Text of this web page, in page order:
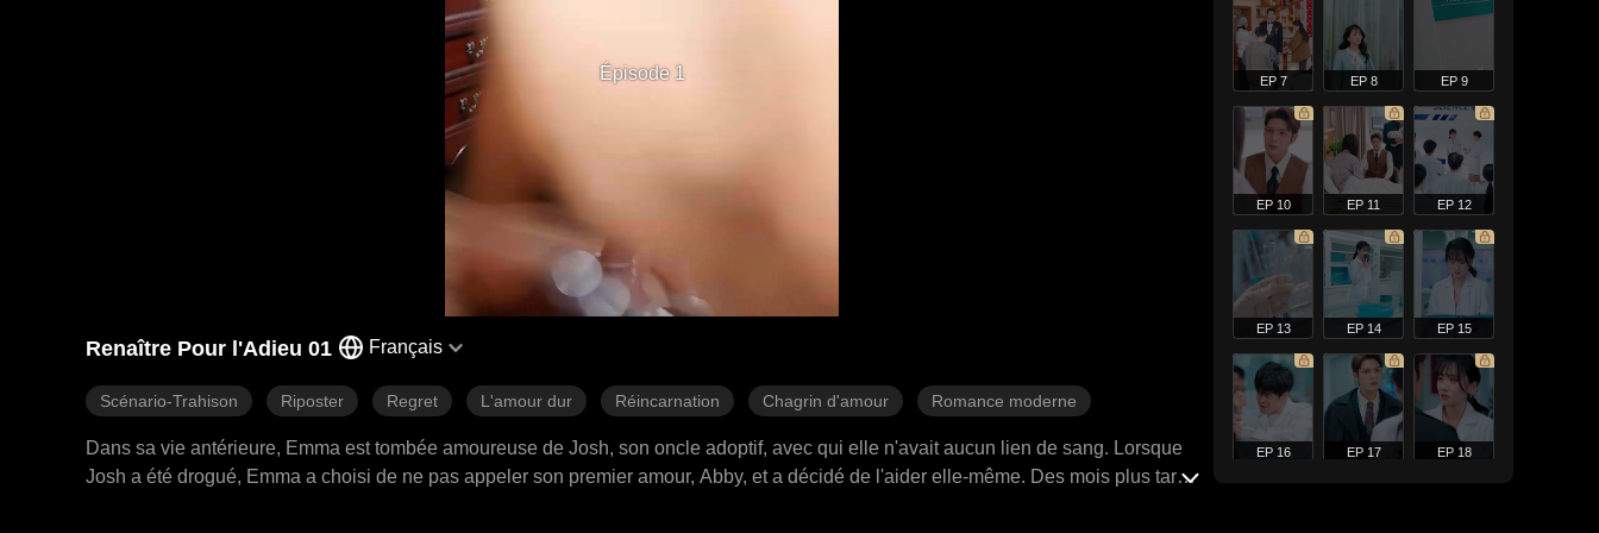
Épisode 1
Renaître Pour l'Adieu 01 Français
Scénario-Trahison Riposter Regret L'amour dur Réincarnation Chagrin d'amour Romance moderne
Dans sa vie antérieure, Emma est tombée amoureuse de Josh, son oncle adoptif, avec qui elle n'avait aucun lien de sang. Lorsque
Josh a été drogué, Emma a choisi de ne pas appeler son premier amour, Abby, et a décidé de l'aider elle-même. Des mois plus tard,
EP 7 EP 8 EP 9
EP 10 EP 11 EP 12
EP 13 EP 14 EP 15
EP 16 EP 17 EP 18